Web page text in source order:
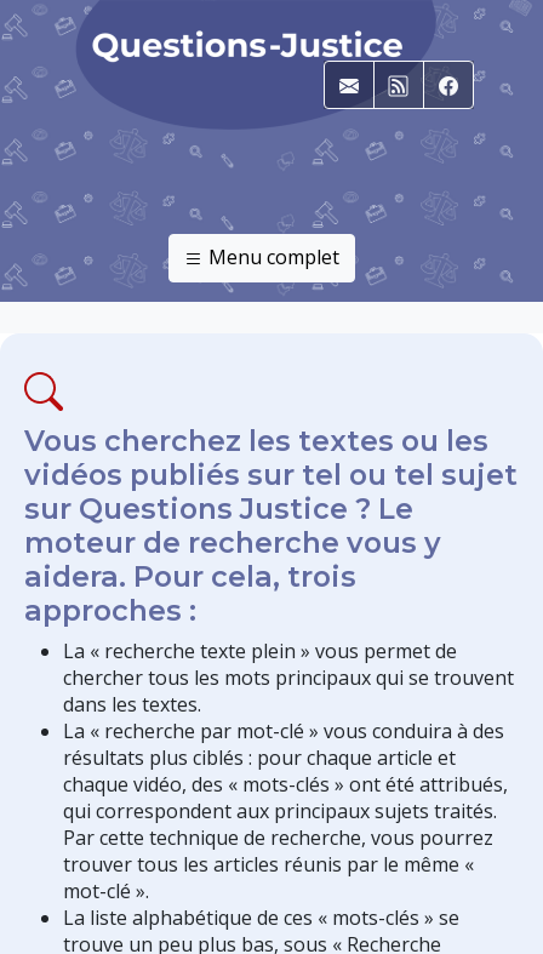
E-mailRSS
Menu complet
Vous cherchez les textes ou les
vidéos publiés sur tel ou tel sujet
sur Questions Justice ? Le
moteur de recherche vous y
aidera. Pour cela, trois
approches :
La « recherche texte plein » vous permet de
chercher tous les mots principaux qui se trouvent
dans les textes.
La « recherche par mot-clé » vous conduira à des
résultats plus ciblés : pour chaque article et
chaque vidéo, des « mots-clés » ont été attribués,
qui correspondent aux principaux sujets traités.
Par cette technique de recherche, vous pourrez
trouver tous les articles réunis par le même «
mot-clé ».
La liste alphabétique de ces « mots-clés » se
trouve un peu plus bas, sous « Recherche